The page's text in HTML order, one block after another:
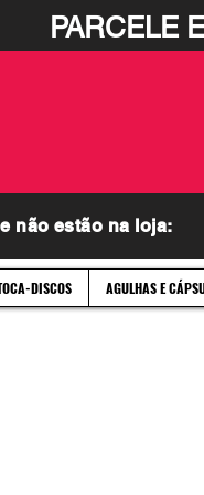
PARCELE
não estão na loja:
DISCOS AGULHAS E